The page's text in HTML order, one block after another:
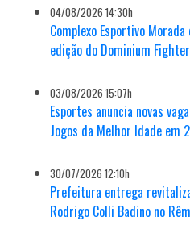
04/08/2026 14:30h
Complexo Esportivo
edição do Dominium Fighter
03/08/2026 15:07h
Esportes anuncia novas
Jogos da Melhor Idade em
30/07/2026 12:10h
Prefeitura entrega
Rodrigo Colli Badino no